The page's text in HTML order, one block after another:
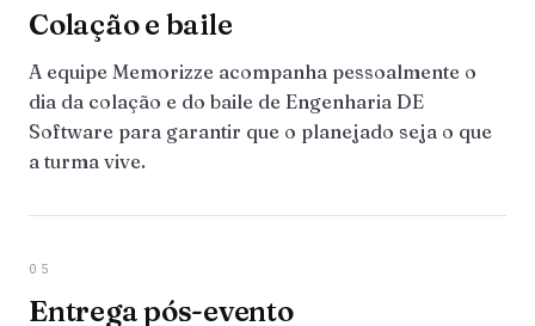
Colação e baile
A equipe Memorizze acompanha pessoalmente o
dia da colação e do baile de Engenharia DE
Software para garantir que o planejado seja o que
a turma vive.
05
Entrega pós-evento